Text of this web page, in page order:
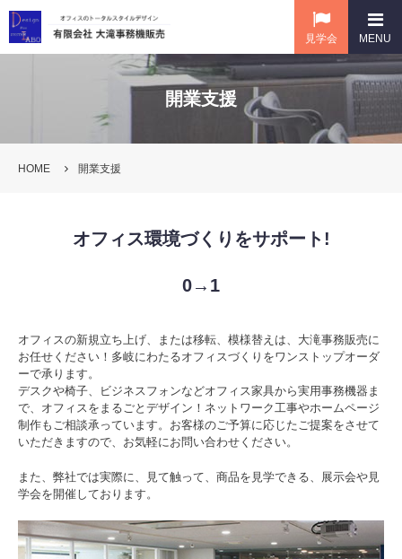
栃木県真岡市の有限会社大
見学会 MENU
開業支援
HOME 開業支援
オフィス環境づくりをサポート!
0→1
オフィスの新規立ち上げ、または移転、模様替えは、大滝事務販売に
お任せください！多岐にわたるオフィスづくりをワンストップオーダ
ーで承ります。
デスクや椅子、ビジネスフォンなどオフィス家具から実用事務機器ま
で、オフィスをまるごとデザイン！ネットワーク工事やホームページ
制作もご相談承っています。お客様のご予算に応じたご提案をさせて
いただきますので、お気軽にお問い合わせください。
また、弊社では実際に、見て触って、商品を見学できる、展示会や見
学会を開催しております。
ホーム
ごあいさつ
会社案内